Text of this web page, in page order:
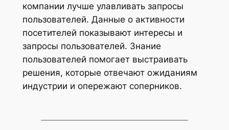
компании лучше улавливать запросы
пользователей. Данные о активности
посетителей показывают интересы и
запросы пользователей. Знание
пользователей помогает выстраивать
решения, которые отвечают ожиданиям
индустрии и опережают соперников.